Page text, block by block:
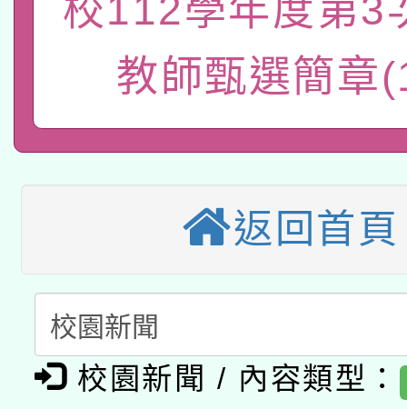
年度健康促進學校輔導
業成長研習」實施計畫
原住民族教育政策研討
族教育國際趨勢與發展
轉知教育部國民及學前
新北市政府教育局辦
師專業成長研習實施計
函轉國立臺灣師範大學
文教學共融平台-教案
件」活動簡章
有關大陸委員會函釋公
薪期間赴陸應申請許可
轉知經濟部水利署委託
業技術研究院辦理「
用水績優單位及節水達
動」
115年8月22日(星期六
桃園市孔廟祈福系列
開 智慧啟航」
2026年桃園地景藝術
「2026桃園藝術巡演
關事宜
轉知教育部國民及學前
校112學年度第3
教師甄選簡章
返回首頁
校園新聞 / 內容類型：